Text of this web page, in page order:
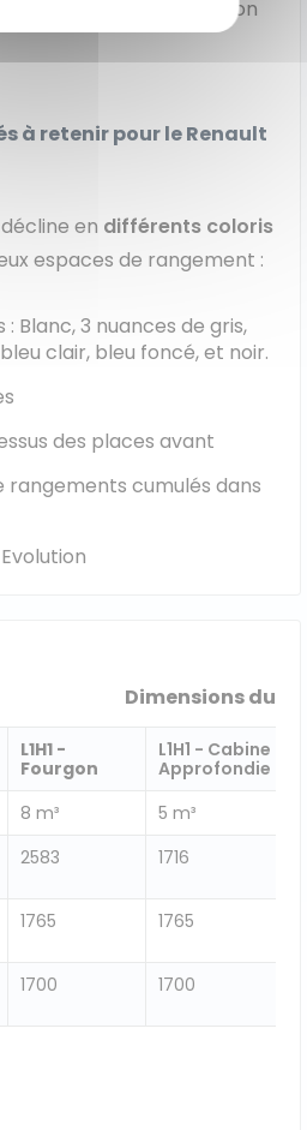
utile même en version
à retenir pour le Renault
en différents coloris
espaces de rangement :
Blanc, 3 nuances de gris,
clair, bleu foncé, et noir.
des places avant
rangements cumulés dans
Dimensions du
L1H1 -
Fourgon
L1H1 - Cabine
Approfondie
8 m³
5 m³
2583 1716
1765 1765
1700 1700